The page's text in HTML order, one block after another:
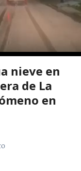
nieve en
de La
en